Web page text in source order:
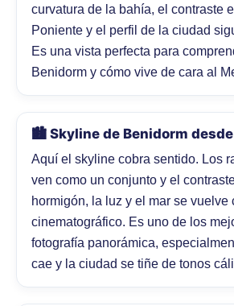
curvatura de la bahía, el contraste
Poniente y el perfil de la ciudad
Es una vista perfecta para
Benidorm y cómo vive de cara al
🏙️ Skyline de Benidorm
Aquí el skyline cobra sentido. Los
ven como un conjunto y el
hormigón, la luz y el mar se vuelve
cinematográfico. Es uno de los
fotografía panorámica,
cae y la ciudad se tiñe de tonos